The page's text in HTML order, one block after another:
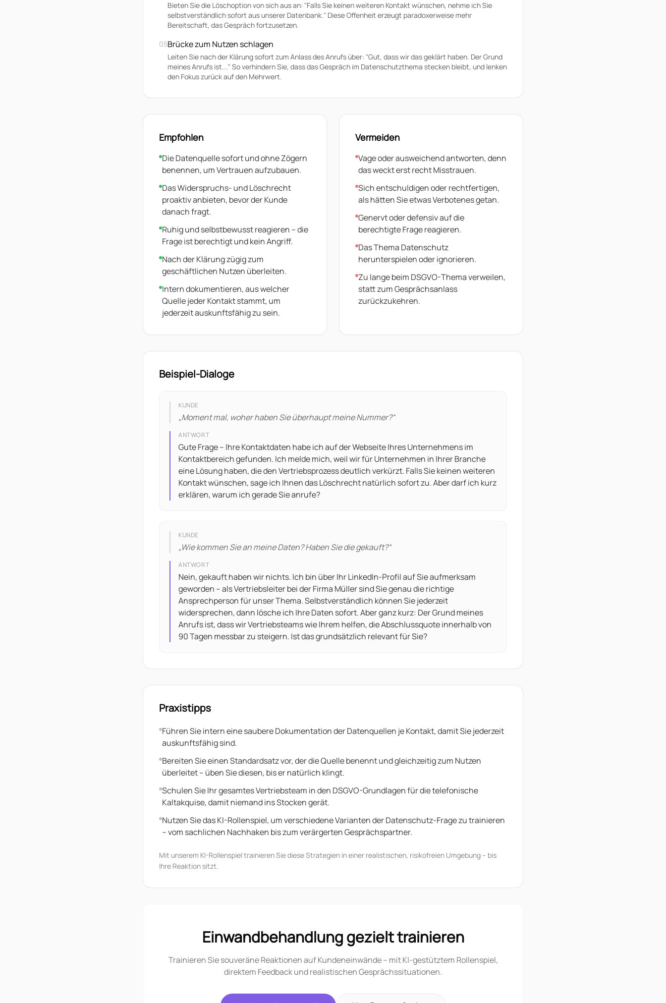
Bieten Sie die Löschoption von sich aus an: "Falls Sie keinen weiteren Kontakt wünschen, nehme ich Sie
selbstverständlich sofort aus unserer Datenbank." Diese Offenheit erzeugt paradoxerweise mehr
Bereitschaft, das Gespräch fortzusetzen.
05Brücke zum Nutzen schlagen
Leiten Sie nach der Klärung sofort zum Anlass des Anrufs über: "Gut, dass wir das geklärt haben. Der Grund
meines Anrufs ist..." So verhindern Sie, dass das Gespräch im Datenschutzthema stecken bleibt, und lenken
den Fokus zurück auf den Mehrwert.
Empfohlen
Die Datenquelle sofort und ohne Zögern
benennen, um Vertrauen aufzubauen.
Das Widerspruchs- und Löschrecht
proaktiv anbieten, bevor der Kunde
danach fragt.
Ruhig und selbstbewusst reagieren – die
Frage ist berechtigt und kein Angriff.
Nach der Klärung zügig zum
geschäftlichen Nutzen überleiten.
Intern dokumentieren, aus welcher
Quelle jeder Kontakt stammt, um
jederzeit auskunftsfähig zu sein.
Vermeiden
Vage oder ausweichend antworten, denn
das weckt erst recht Misstrauen.
Sich entschuldigen oder rechtfertigen,
als hätten Sie etwas Verbotenes getan.
Genervt oder defensiv auf die
berechtigte Frage reagieren.
Das Thema Datenschutz
herunterspielen oder ignorieren.
Zu lange beim DSGVO-Thema verweilen,
statt zum Gesprächsanlass
zurückzukehren.
Beispiel-Dialoge
KUNDE
„Moment mal, woher haben Sie überhaupt meine Nummer?“
ANTWORT
Gute Frage – Ihre Kontaktdaten habe ich auf der Webseite Ihres Unternehmens im
Kontaktbereich gefunden. Ich melde mich, weil wir für Unternehmen in Ihrer Branche
eine Lösung haben, die den Vertriebsprozess deutlich verkürzt. Falls Sie keinen weiteren
Kontakt wünschen, sage ich Ihnen das Löschrecht natürlich sofort zu. Aber darf ich kurz
erklären, warum ich gerade Sie anrufe?
KUNDE
„Wie kommen Sie an meine Daten? Haben Sie die gekauft?“
ANTWORT
Nein, gekauft haben wir nichts. Ich bin über Ihr LinkedIn-Profil auf Sie aufmerksam
geworden – als Vertriebsleiter bei der Firma Müller sind Sie genau die richtige
Ansprechperson für unser Thema. Selbstverständlich können Sie jederzeit
widersprechen, dann lösche ich Ihre Daten sofort. Aber ganz kurz: Der Grund meines
Anrufs ist, dass wir Vertriebsteams wie Ihrem helfen, die Abschlussquote innerhalb von
90 Tagen messbar zu steigern. Ist das grundsätzlich relevant für Sie?
Praxistipps
Führen Sie intern eine saubere Dokumentation der Datenquellen je Kontakt, damit Sie jederzeit
auskunftsfähig sind.
Bereiten Sie einen Standardsatz vor, der die Quelle benennt und gleichzeitig zum Nutzen
überleitet – üben Sie diesen, bis er natürlich klingt.
Schulen Sie Ihr gesamtes Vertriebsteam in den DSGVO-Grundlagen für die telefonische
Kaltakquise, damit niemand ins Stocken gerät.
Nutzen Sie das KI-Rollenspiel, um verschiedene Varianten der Datenschutz-Frage zu trainieren
– vom sachlichen Nachhaken bis zum verärgerten Gesprächspartner.
Mit unserem KI-Rollenspiel trainieren Sie diese Strategien in einer realistischen, risikofreien Umgebung – bis
Ihre Reaktion sitzt.
Einwandbehandlung gezielt trainieren
Trainieren Sie souveräne Reaktionen auf Kundeneinwände – mit KI-gestütztem Rollenspiel,
direktem Feedback und realistischen Gesprächssituationen.